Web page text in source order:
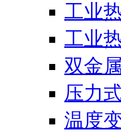
工业
工业
双金
压力
温度